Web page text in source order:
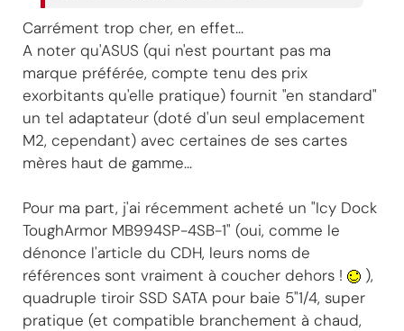
Carrément trop cher, en effet...
A noter qu'ASUS (qui n'est pourtant pas ma
marque préférée, compte tenu des prix
exorbitants qu'elle pratique) fournit "en standard"
un tel adaptateur (doté d'un seul emplacement
M2, cependant) avec certaines de ses cartes
mères haut de gamme...
Pour ma part, j'ai récemment acheté un "Icy Dock
ToughArmor MB994SP-4SB-1" (oui, comme le
dénonce l'article du CDH, leurs noms de
références sont vraiment à coucher dehors !
),
quadruple tiroir SSD SATA pour baie 5"1/4, super
pratique (et compatible branchement à chaud,